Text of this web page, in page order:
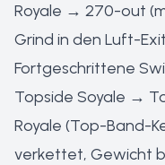
Royale → 270-out
Grind in den Luft-
Fortgeschrittene
Topside Soyale →
Royale (Top-Band-
verkettet, Gewicht